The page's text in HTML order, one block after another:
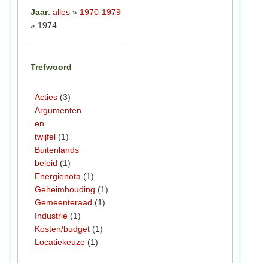
Jaar: alles » 1970-1979
» 1974
Trefwoord
Acties (3)
Argumenten
en
twijfel (1)
Buitenlands
beleid (1)
Energienota (1)
Geheimhouding (1)
Gemeenteraad (1)
Industrie (1)
Kosten/budget (1)
Locatiekeuze (1)